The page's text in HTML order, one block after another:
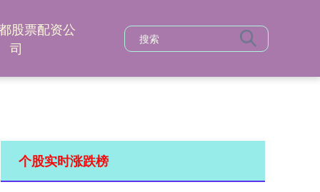
股票配资公
司
个股实时涨跌榜